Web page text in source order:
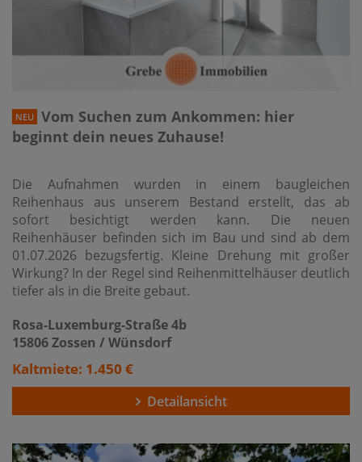
NEU
Vom Suchen zum Ankommen: hier
beginnt dein neues Zuhause!
Die Aufnahmen wurden in einem baugleichen
Reihenhaus aus unserem Bestand erstellt, das ab
sofort besichtigt werden kann. Die neuen
Reihenhäuser befinden sich im Bau und sind ab dem
01.07.2026 bezugsfertig. Kleine Drehung mit großer
Wirkung? In der Regel sind Reihenmittelhäuser deutlich
tiefer als in die Breite gebaut.
Rosa-Luxemburg-Straße 4b
15806 Zossen / Wünsdorf
Kaltmiete: 1.450 €
Detailansicht